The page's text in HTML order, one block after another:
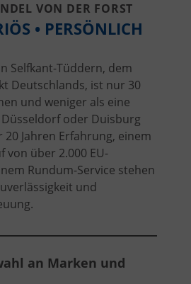
VON DER FORST
• PERSÖNLICH
Selfkant-Tüddern, dem
Deutschlands, ist nur 30
und weniger als eine
oder Duisburg
Jahren Erfahrung, einem
von über 2.000 EU-
Rundum-Service stehen
und
an Marken und